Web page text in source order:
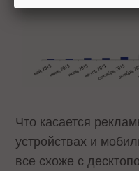
Что касается
устройствах и
все схоже с